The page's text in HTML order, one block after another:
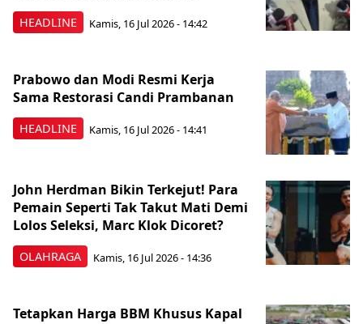
HEADLINE Kamis, 16 Jul 2026 - 14:42
HEADLINE
Prabowo dan Modi Resmi Kerja
Sama Restorasi Candi Prambanan
Kamis, 16 Jul 2026 - 14:41
OLAHRAGA
John Herdman Bikin Terkejut! Para
Pemain Seperti Tak Takut Mati Demi
Lolos Seleksi, Marc Klok Dicoret?
Kamis, 16 Jul 2026 - 14:36
Tetapkan Harga BBM Khusus Kapal